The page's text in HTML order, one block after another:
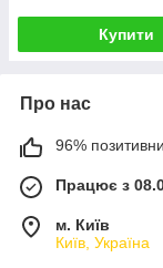
Купити
Про нас
96%
Працює з
м. Київ
Київ, Україна